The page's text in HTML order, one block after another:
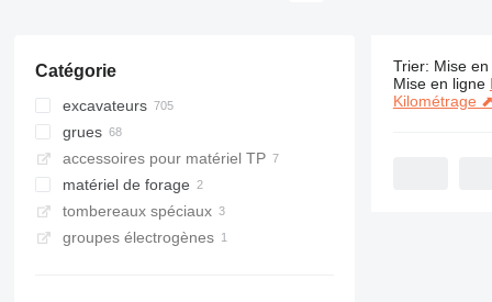
Catégorie
excavateurs
pelles sur chenilles
mini-pelles
midi pelles
pelles de manutention
tractopelles
grues
grues sur chenilles
grues tout-terrain
grues mobiles
accessoires pour matériel TP
matériel de forage
machines de forage
engins de battage
tombereaux spéciaux
groupes électrogènes
775
Trier: Mise
Mise en ligne
Kilométrage ⬈